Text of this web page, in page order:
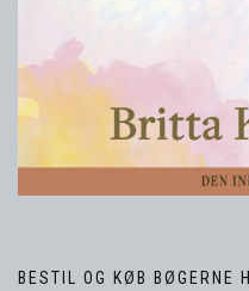
BESTIL OG KØB BØGERNE